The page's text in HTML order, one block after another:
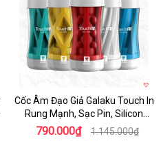
Cốc Âm Đạo Giả Galaku Touch In
Rung Mạnh, Sạc Pin, Silicon
Mềm
790.000₫ 1.145.000₫